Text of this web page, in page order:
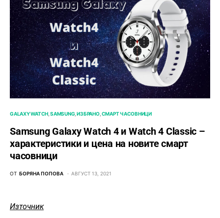
GALAXY WATCH SAMSUNG ИЗБРАНО СМАРТ ЧАСОВНИЦИ
Samsung Galaxy Watch 4 и Watch 4 Classic –
характеристики и цена на новите смарт
часовници
ОТ БОРЯНА ПОПОВА АВГУСТ 13, 2021
Източник